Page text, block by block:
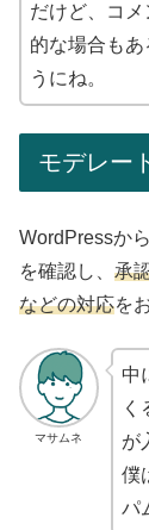
だけど、コ
的な場合も
うにね。
モデレー
WordPressか
を確認し、 承
などの対応を
マサムネ
中
く
が
僕
パ